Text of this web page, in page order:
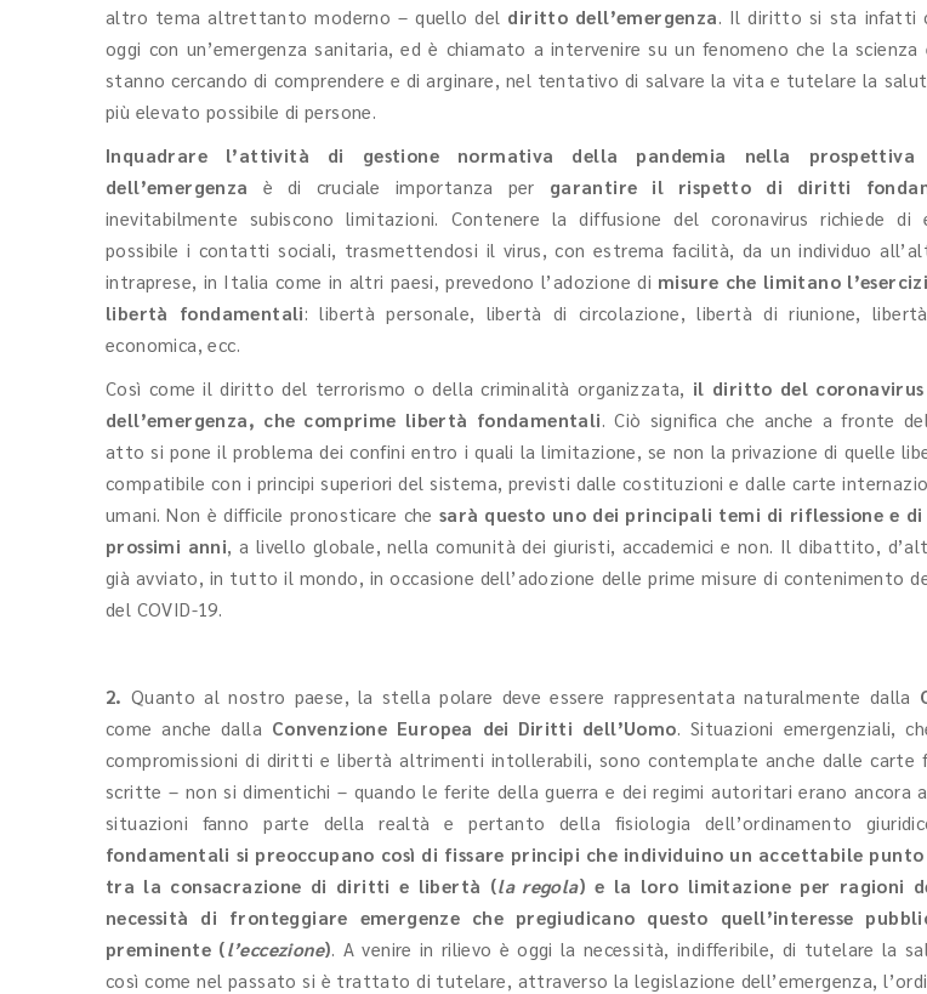
altro tema altrettanto moderno – quello del diritto dell’emergenza. Il diritto si sta infatti
oggi con un’emergenza sanitaria, ed è chiamato a intervenire su un fenomeno che la scienza
stanno cercando di comprendere e di arginare, nel tentativo di salvare la vita e tutelare la
più elevato possibile di persone.
Inquadrare l’attività di gestione normativa della pandemia nella
dell’emergenza è di cruciale importanza per garantire il rispetto di diritti
inevitabilmente subiscono limitazioni. Contenere la diffusione del coronavirus richiede
possibile i contatti sociali, trasmettendosi il virus, con estrema facilità, da un individuo
intraprese, in Italia come in altri paesi, prevedono l’adozione di misure che limitano
libertà fondamentali: libertà personale, libertà di circolazione, libertà di riunione,
economica, ecc.
Così come il diritto del terrorismo o della criminalità organizzata, il diritto del
dell’emergenza, che comprime libertà fondamentali. Ciò significa che anche a fronte
atto si pone il problema dei confini entro i quali la limitazione, se non la privazione di quelle
compatibile con i principi superiori del sistema, previsti dalle costituzioni e dalle carte
umani. Non è difficile pronosticare che sarà questo uno dei principali temi di riflessione e di
prossimi anni, a livello globale, nella comunità dei giuristi, accademici e non. Il dibattito,
già avviato, in tutto il mondo, in occasione dell’adozione delle prime misure di contenimento
del COVID-19.
2. Quanto al nostro paese, la stella polare deve essere rappresentata naturalmente dalla
come anche dalla Convenzione Europea dei Diritti dell’Uomo. Situazioni emergenziali,
compromissioni di diritti e libertà altrimenti intollerabili, sono contemplate anche dalle carte
scritte – non si dimentichi – quando le ferite della guerra e dei regimi autoritari erano ancora
situazioni fanno parte della realtà e pertanto della fisiologia dell’ordinamento
fondamentali si preoccupano così di fissare principi che individuino un accettabile
tra la consacrazione di diritti e libertà (la regola) e la loro limitazione per ragioni
necessità di fronteggiare emergenze che pregiudicano questo quell’interesse
preminente (l’eccezione). A venire in rilievo è oggi la necessità, indifferibile, di tutelare la
così come nel passato si è trattato di tutelare, attraverso la legislazione dell’emergenza,